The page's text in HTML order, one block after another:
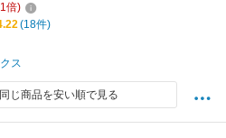
1倍)
(18件)
ス
同じ商品を安い順で見る